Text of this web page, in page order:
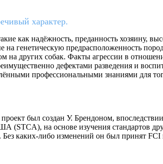
характер.
как надёжность, преданность хозяину,
генетическую предрасположенность
на других собак. Факты агрессии в
дефектами разведения и
профессиональными знаниями для
был создан У. Брендоном,
(STCA), на основе изучения стандартов
каких-либо изменений он был принят FCI